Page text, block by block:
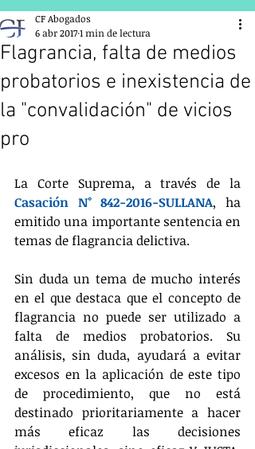
Flagrancia, falta de medios
probatorios e inexistencia de
la "convalidación" de vicios
pro
CF Abogados
6 abr 20171 min de lectura
Casación N° 842-2016-SULLANA, ha
emitido una importante sentencia en
temas de flagrancia delictiva.
Sin duda un tema de mucho interés
en el que destaca que el concepto de
flagrancia no puede ser utilizado a
falta de medios probatorios. Su
análisis, sin duda, ayudará a evitar
excesos en la aplicación de este tipo
de procedimiento, que no está
destinado prioritariamente a hacer
más eficaz las decisiones